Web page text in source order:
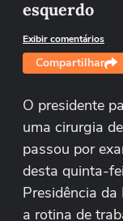
esquerdo
Exibir comentários
Compartilhar
O presidente
uma cirurgia
passou por
desta quinta-
Presidência
a rotina de